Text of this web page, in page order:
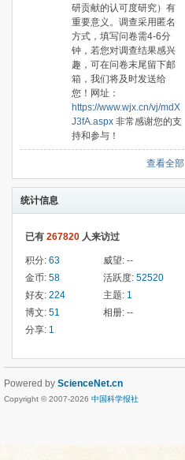
研贡献的认可度研究）有
重要意义。调查采用匿名
方式，填写问卷需4-6分
钟，若您对调查结果感兴
趣，可在问卷末尾留下邮
箱，我们将及时发送给
您！网址：
https://www.wjx.cn/vj/mdX
J3fA.aspx 非常感谢您的支
持和参与！
查看全部
统计信息
已有 267820 人来访过
积分: 63 威望: --
金币: 58 活跃度: 52520
好友: 224 主题: 1
博文: 51 相册: --
分享: 1
Powered by ScienceNet.cn
Copyright © 2007-2026 中国科学报社